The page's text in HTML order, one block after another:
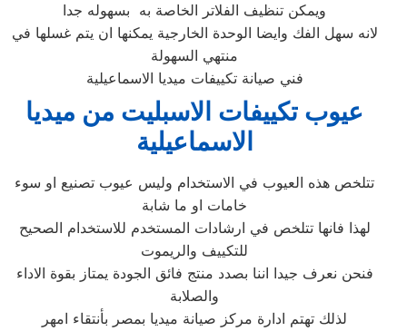
ويمكن تنظيف الفلاتر الخاصة به بسهوله جدا
لانه سهل الفك وايضا الوحدة الخارجية يمكنها ان يتم غسلها في
منتهي السهولة
فني صيانة تكييفات ميديا الاسماعيلية
عيوب تكييفات الاسبليت من ميديا
الاسماعيلية
تتلخص هذه العيوب في الاستخدام وليس عيوب تصنيع او سوء
خامات او ما شابة
لهذا فانها تتلخص في ارشادات المستخدم للاستخدام الصحيح
للتكييف والريموت
فنحن نعرف جيدا اننا بصدد منتج فائق الجودة يمتاز بقوة الاداء
والصلابة
لذلك تهتم ادارة مركز صيانة ميديا بمصر بأنتقاء امهر